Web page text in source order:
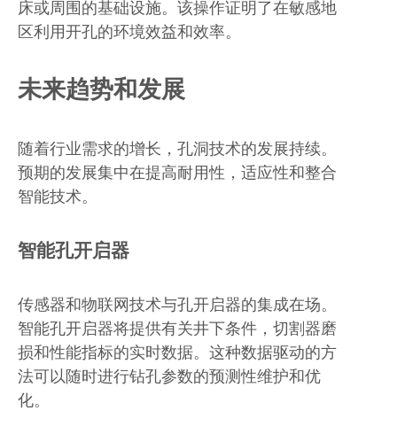
床或周围的基础设施。该操作证明了在敏感地
区利用开孔的环境效益和效率。
未来趋势和发展
随着行业需求的增长，孔洞技术的发展持续。
预期的发展集中在提高耐用性，适应性和整合
智能技术。
智能孔开启器
传感器和物联网技术与孔开启器的集成在场。
智能孔开启器将提供有关井下条件，切割器磨
损和性能指标的实时数据。这种数据驱动的方
法可以随时进行钻孔参数的预测性维护和优
化。